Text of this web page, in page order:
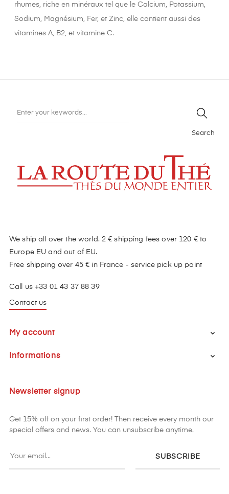
rhumes, riche en minéraux tel que le Calcium, Potassium,
Sodium, Magnésium, Fer, et Zinc, elle contient aussi des
vitamines A, B2, et vitamine C.
Search
We ship all over the world. 2 € shipping fees over 120 € to
Europe EU and out of EU.
Free shipping over 45 € in France - service pick up point
Call us +33 01 43 37 88 39
Contact us
My account 
Informations 
Newsletter signup
Get 15% off on your first order! Then receive every month our
special offers and news. You can unsubscribe anytime.
SUBSCRIBE